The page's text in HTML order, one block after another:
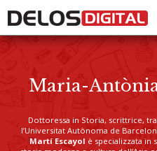
Maria-
Dottoressa in Storia, scrittrice,
l’Universitat Autònoma de
Martí Escayol è specializzata in